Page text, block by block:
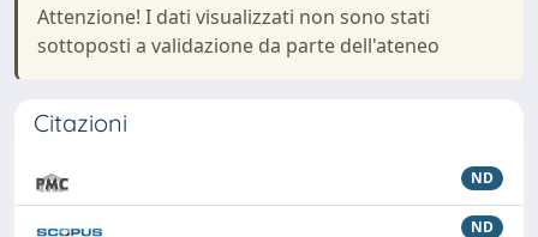
Attenzione! I dati visualizzati non sono stati
sottoposti a validazione da parte dell'ateneo
Citazioni
ND
ND